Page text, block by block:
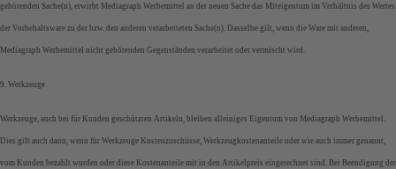
gehörenden Sache(n), erwirbt Mediagraph Werbemittel an der neuen Sache das Miteigentum im Verhältnis des Wertes
der Vorbehaltsware zu der bzw. den anderen verarbeiteten Sache(n). Dasselbe gilt, wenn die Ware mit anderen,
Mediagraph Werbemittel nicht gehörenden Gegenständen verarbeitet oder vermischt wird.
9. Werkzeuge
Werkzeuge, auch bei für Kunden geschützten Artikeln, bleiben alleiniges Eigentum von Mediagraph Werbemittel.
Dies gilt auch dann, wenn für Werkzeuge Kostenzuschüsse, Werkzeugkostenanteile oder wie auch immer genannt,
vom Kunden bezahlt wurden oder diese Kostenanteile mit in den Artikelpreis eingerechnet sind. Bei Beendigung der